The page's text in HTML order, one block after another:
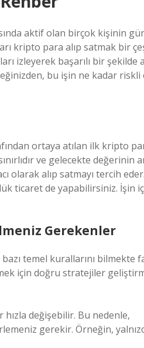
aktif olan birçok kişinin
kripto para alıp satmak bir
izleyerek başarılı bir şekilde
bu işin ne kadar
ortaya atılan ilk kripto
ve gelecekte değerinin
olarak alıp satmayı tercih
ticaret de yapabilirsiniz. İşin
Gerekenler
temel kurallarını bilmekte
için doğru stratejiler
değişebilir. Bu nedenle,
gerekir. Örneğin,